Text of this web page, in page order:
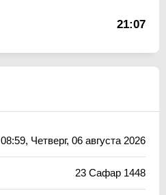
21:07
08:59, Четверг, 06 августа 2026
23 Сафар 1448